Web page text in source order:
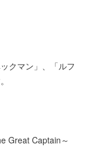
クマン」、「ルフ
Great Captain～